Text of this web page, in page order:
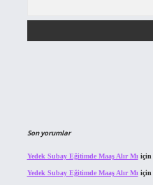
Son yorumlar
Yedek Subay Eğitimde Maaş Alır Mı için
Yedek Subay Eğitimde Maaş Alır Mı için